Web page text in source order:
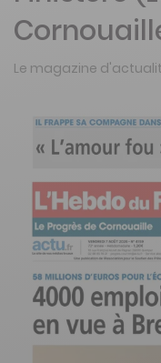
Le magazine